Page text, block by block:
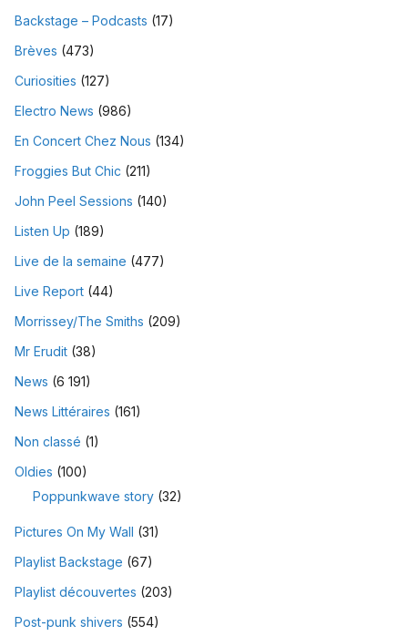
Backstage – Podcasts (17)
Brèves (473)
Curiosities (127)
Electro News (986)
En Concert Chez Nous (134)
Froggies But Chic (211)
John Peel Sessions (140)
Listen Up (189)
Live de la semaine (477)
Live Report (44)
Morrissey/The Smiths (209)
Mr Erudit (38)
News (6 191)
News Littéraires (161)
Non classé (1)
Oldies (100)
Poppunkwave story (32)
Pictures On My Wall (31)
Playlist Backstage (67)
Playlist découvertes (203)
Post-punk shivers (554)